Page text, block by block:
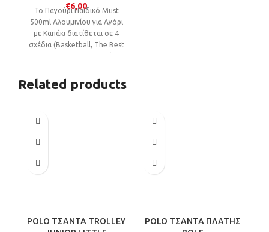
€6,00
Το Παγούρι Παιδικό Must
500ml Αλουμινίου για Αγόρι
με Καπάκι διατίθεται σε 4
σχέδια (Basketball, The Best
αξεσουάρ για το σχολείο και
τη βόλτα.
Related products
POLO ΤΣΑΝΤΑ TROLLEY
POLO ΤΣΑΝΤΑ ΠΛΑΤΗΣ